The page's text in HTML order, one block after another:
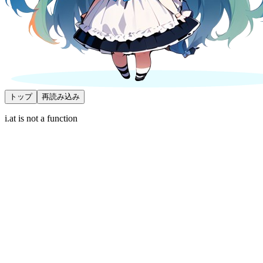
トップ 再読み込み
i.at is not a function